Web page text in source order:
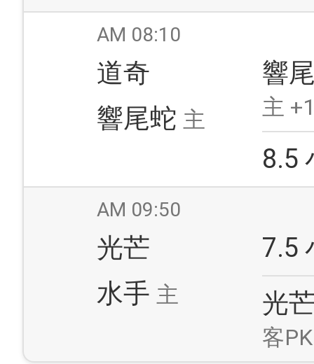
AM 08:10
道奇
響尾蛇 主
響
主
8.5
AM 09:50
光芒
水手 主
7.5
光
客PK